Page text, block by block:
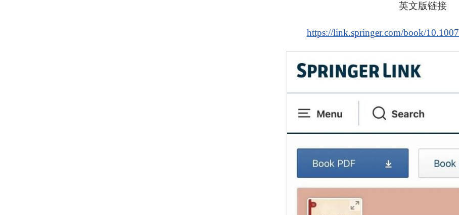
英文版链接
https://link.springer.com/book/